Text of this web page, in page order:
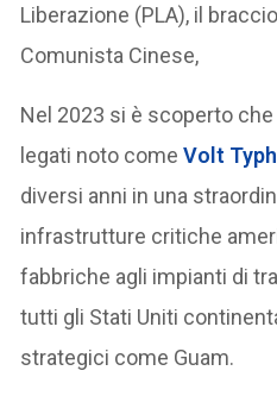
Liberazione (PLA), il
Comunista Cinese,
Nel 2023 si è scoperto
legati noto comeVolt
diversi anni in una
infrastrutture critiche
fabbriche agli impianti di
tutti gli Stati Uniti
strategici come Guam.